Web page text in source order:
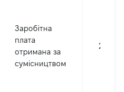
Заробітна
плата
отримана за
сумісництвом
25883